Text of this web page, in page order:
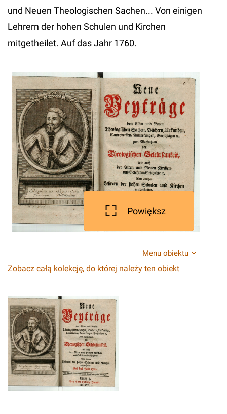
und Neuen Theologischen Sachen... Von einigen
Lehrern der hohen Schulen und Kirchen
mitgetheilet. Auf das Jahr 1760.
Powiększ
Menu obiektu
Zobacz całą kolekcję, do której należy ten obiekt